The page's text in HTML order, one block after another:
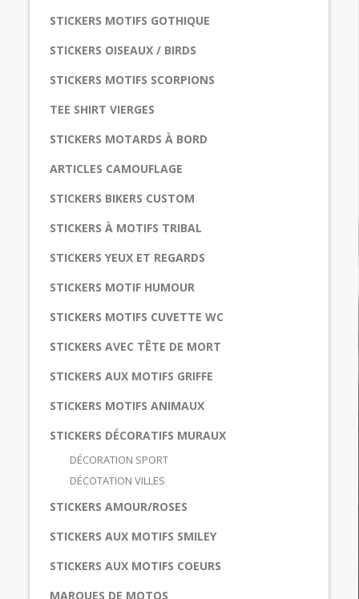
STICKERS MOTIFS GOTHIQUE
STICKERS OISEAUX / BIRDS
STICKERS MOTIFS SCORPIONS
TEE SHIRT VIERGES
STICKERS MOTARDS À BORD
ARTICLES CAMOUFLAGE
STICKERS BIKERS CUSTOM
STICKERS À MOTIFS TRIBAL
STICKERS YEUX ET REGARDS
STICKERS MOTIF HUMOUR
STICKERS MOTIFS CUVETTE WC
STICKERS AVEC TÊTE DE MORT
STICKERS AUX MOTIFS GRIFFE
STICKERS MOTIFS ANIMAUX
STICKERS DÉCORATIFS MURAUX
DÉCORATION SPORT
DÉCOTATION VILLES
STICKERS AMOUR/ROSES
STICKERS AUX MOTIFS SMILEY
STICKERS AUX MOTIFS COEURS
MARQUES DE MOTOS